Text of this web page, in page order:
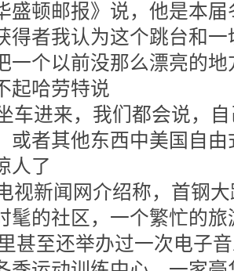
盛顿邮报》说，他是本
得者我认为这个跳台和
一个以前没那么漂亮的
起哈劳特说
车进来，我们都会说，
或者其他东西中美国自由
人了
视新闻网介绍称，首钢
髦的社区，一个繁忙的
甚至还举办过一次电子